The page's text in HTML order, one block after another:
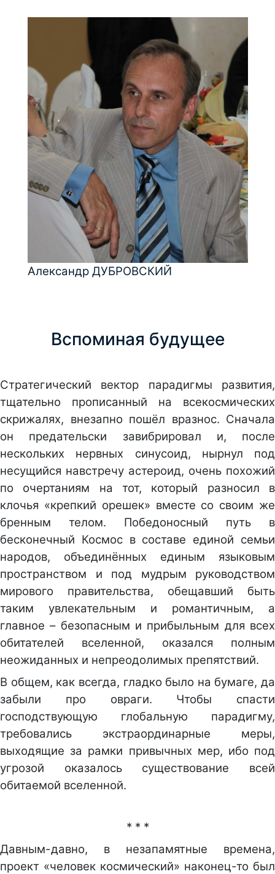
Александр ДУБРОВСКИЙ
Вспоминая будущее
Стратегический вектор парадигмы развития,
тщательно прописанный на всекосмических
скрижалях, внезапно пошёл вразнос. Сначала
он предательски завибрировал и, после
нескольких нервных синусоид, нырнул под
несущийся навстречу астероид, очень похожий
по очертаниям на тот, который разносил в
клочья «крепкий орешек» вместе со своим же
бренным телом. Победоносный путь в
бесконечный Космос в составе единой семьи
народов, объединённых единым языковым
пространством и под мудрым руководством
мирового правительства, обещавший быть
таким увлекательным и романтичным, а
главное – безопасным и прибыльным для всех
обитателей вселенной, оказался полным
неожиданных и непреодолимых препятствий.
В общем, как всегда, гладко было на бумаге, да
забыли про овраги. Чтобы спасти
господствующую глобальную парадигму,
требовались экстраординарные меры,
выходящие за рамки привычных мер, ибо под
угрозой оказалось существование всей
обитаемой вселенной.
* * *
Давным-давно, в незапамятные времена,
проект «человек космический» наконец-то был